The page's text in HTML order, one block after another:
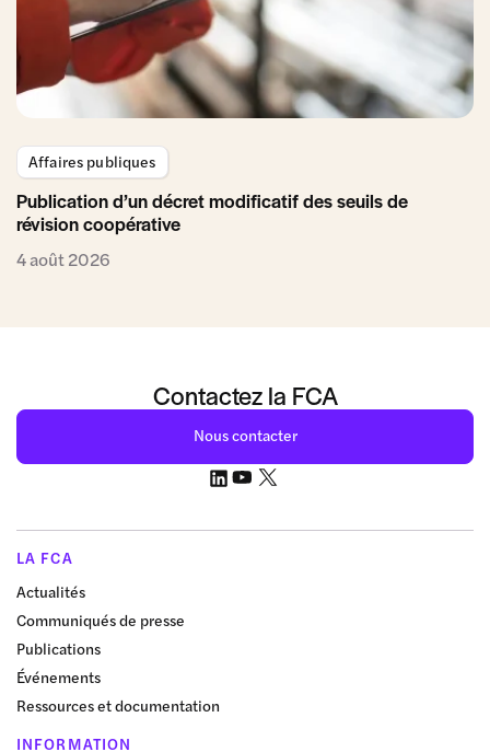
Affaires publiques
Publication d’un décret modificatif des seuils de
révision coopérative
4 août 2026
Contactez la FCA
Nous contacter
LA FCA
Actualités
Communiqués de presse
Publications
Événements
Ressources et documentation
INFORMATION